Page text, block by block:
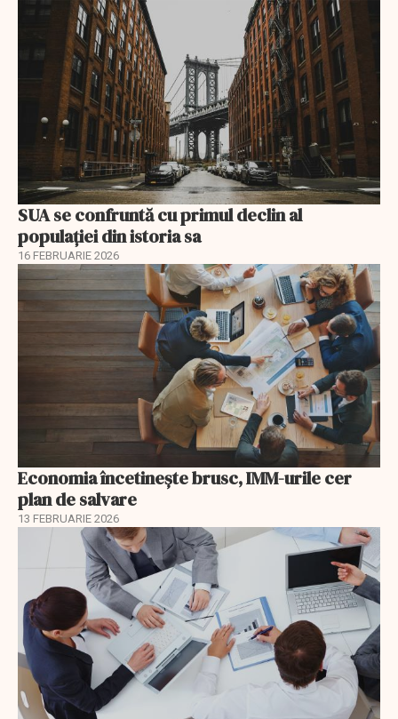
SUA se confruntă cu primul declin al
populației din istoria sa
16 FEBRUARIE 2026
Economia încetinește brusc, IMM-urile cer
plan de salvare
13 FEBRUARIE 2026